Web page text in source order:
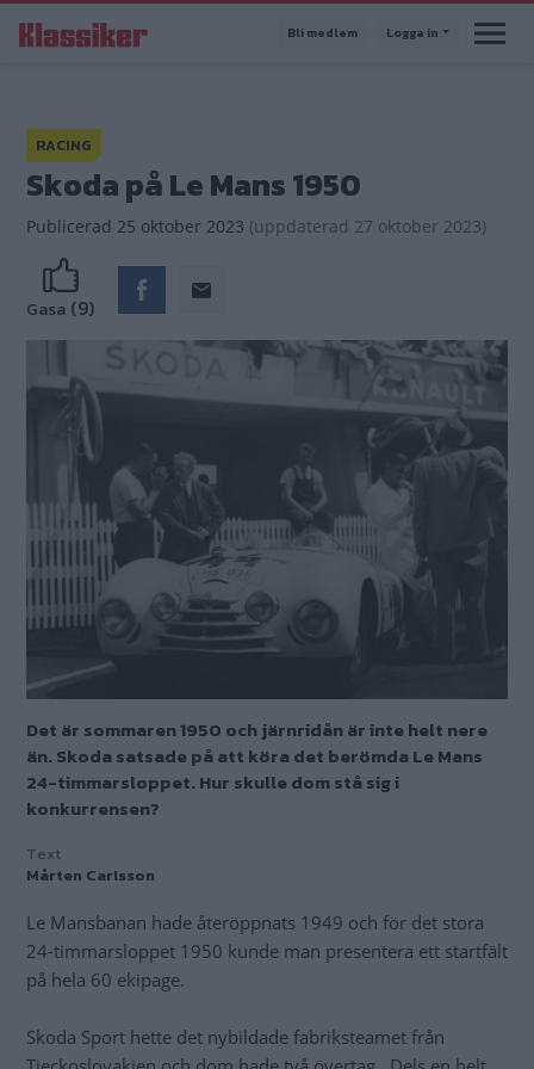
till
Bli medlem Logga in
RACING
Skoda på Le Mans 1950
Publicerad 25 oktober 2023 (uppdaterad 27 oktober 2023)
Gasa (9)
Det är sommaren 1950 och järnridån är inte helt nere
än. Skoda satsade på att köra det berömda Le Mans
24-timmarsloppet. Hur skulle dom stå sig i
konkurrensen?
Text
Mårten Carlsson
Le Mansbanan hade återöppnats 1949 och för det stora
24-timmarsloppet 1950 kunde man presentera ett startfält
på hela 60 ekipage.
Skoda Sport hette det nybildade fabriksteamet från